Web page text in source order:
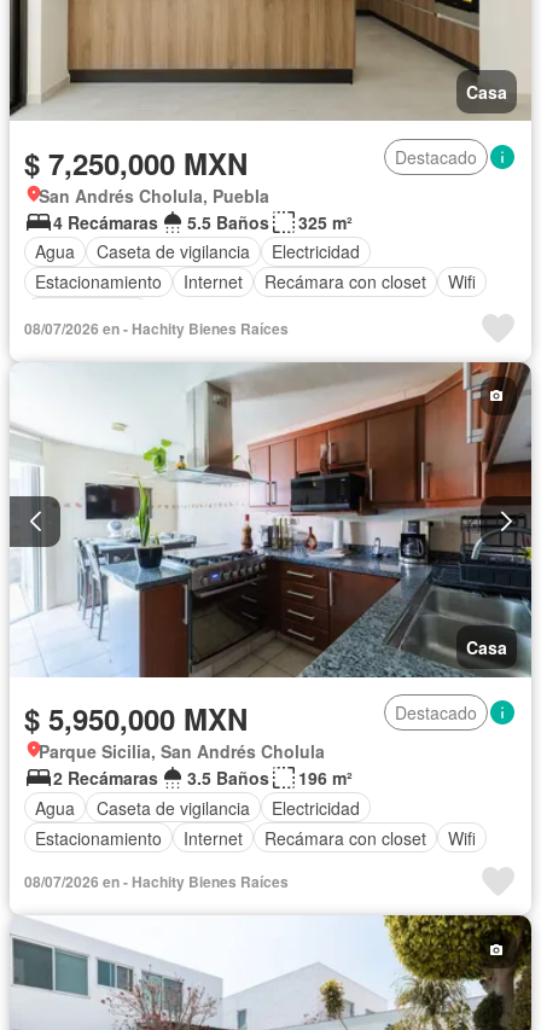
Casa
$ 7,250,000 MXN
Destacado
San Andrés Cholula, Puebla
4 Recámaras
5.5 Baños
325 m²
Agua
Caseta de vigilancia
Electricidad
Estacionamiento
Internet Recámara con closet
Wifi
08/07/2026 en - Hachity Bienes Raíces
Casa
$ 5,950,000 MXN
Destacado
Parque Sicilia, San Andrés Cholula
2 Recámaras
3.5 Baños
196 m²
Agua
Caseta de vigilancia
Electricidad
Estacionamiento
Internet Recámara con closet Wifi
08/07/2026 en - Hachity Bienes Raíces